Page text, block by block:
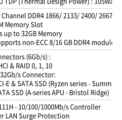
DDR4 1866/ 2133/ 2400/ 2667/
Memory Slot
up to 32GB Memory
non-ECC 8/16 GB DDR4 module
(6Gb/s) :
& RAID 0, 1, 10
32Gb/s Connector:
E & SATA SSD (Ryzen series - Summit
SSD (A-series APU - Bristol Ridge)
- 10/100/1000Mb/s Controller
LAN Surge Protection